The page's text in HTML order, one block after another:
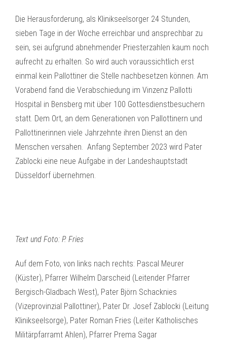
Die Herausforderung, als Klinikseelsorger 24 Stunden,
sieben Tage in der Woche erreichbar und ansprechbar zu
sein, sei aufgrund abnehmender Priesterzahlen kaum noch
aufrecht zu erhalten. So wird auch voraussichtlich erst
einmal kein Pallottiner die Stelle nachbesetzen können. Am
Vorabend fand die Verabschiedung im Vinzenz Pallotti
Hospital in Bensberg mit über 100 Gottesdienstbesuchern
statt. Dem Ort, an dem Generationen von Pallottinern und
Pallottinerinnen viele Jahrzehnte ihren Dienst an den
Menschen versahen. Anfang September 2023 wird Pater
Zablocki eine neue Aufgabe in der Landeshauptstadt
Düsseldorf übernehmen.
Text und Foto: P. Fries
Auf dem Foto, von links nach rechts: Pascal Meurer
(Küster), Pfarrer Wilhelm Darscheid (Leitender Pfarrer
Bergisch-Gladbach West), Pater Björn Schacknies
(Vizeprovinzial Pallottiner), Pater Dr. Josef Zablocki (Leitung
Klinikseelsorge), Pater Roman Fries (Leiter Katholisches
Militärpfarramt Ahlen), Pfarrer Prema Sagar